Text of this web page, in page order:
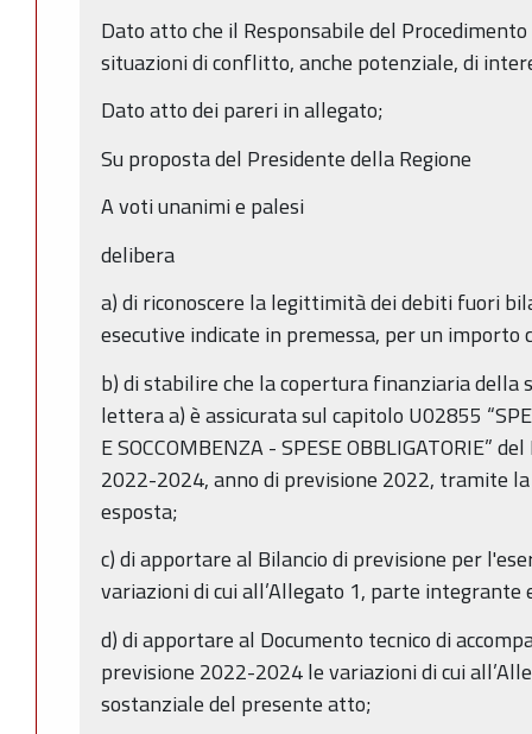
Dato atto che il Responsabile del
situazioni di conflitto, anche potenziale, di
Dato atto dei pareri in allegato;
Su proposta del Presidente della Regione
A voti unanimi e palesi
delibera
a) di riconoscere la legittimità dei debiti fuori
esecutive indicate in premessa, per un importo
b) di stabilire che la copertura finanziaria della
lettera a) è assicurata sul capitolo U02855
E SOCCOMBENZA - SPESE OBBLIGATORIE”
2022-2024, anno di previsione 2022, tramite
esposta;
c) di apportare al Bilancio di previsione per
variazioni di cui all’Allegato 1, parte
d) di apportare al Documento tecnico di
previsione 2022-2024 le variazioni di cui
sostanziale del presente atto;